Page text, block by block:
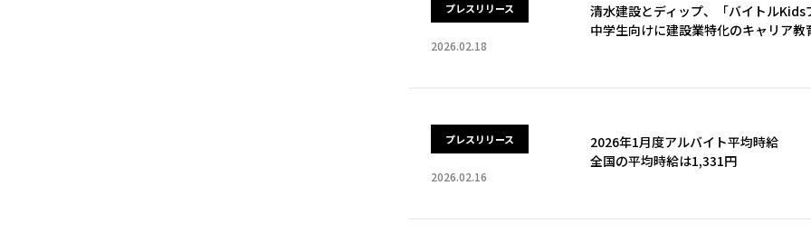
プレスリリース
2026.02.18
清水建設とディップ、「バイトルKids
中学生向けに建設業特化のキャリア
プレスリリース
2026.02.16
2026年1月度アルバイト平均時給
全国の平均時給は1,331円